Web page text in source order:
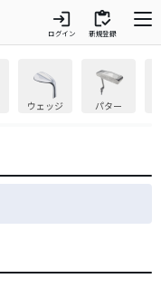
login
ログイン
inventory
新規登録
ウェッジ パター